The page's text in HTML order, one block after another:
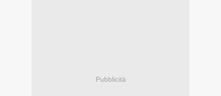
Pubblicità